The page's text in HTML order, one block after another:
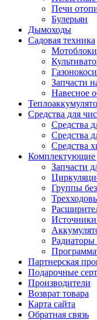
Печи
Булерьян
Дымоходы
Садовая техника
Мотоблоки
Запчасти
Навесное
Средства для
Средства
Средства
Средства
Комплектующие
Запчасти
Группы
Источники
Радиаторы
Партнерская
Подарочные
Производители
Возврат товара
Карта сайта
Обратная связь